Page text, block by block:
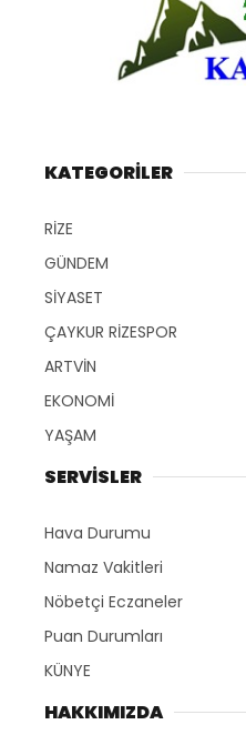
KATEGORİLER
RİZE
GÜNDEM
SİYASET
ÇAYKUR RİZESPOR
ARTVİN
EKONOMİ
YAŞAM
SERVİSLER
Hava Durumu
Namaz Vakitleri
Nöbetçi Eczaneler
Puan Durumları
KÜNYE
HAKKIMIZDA